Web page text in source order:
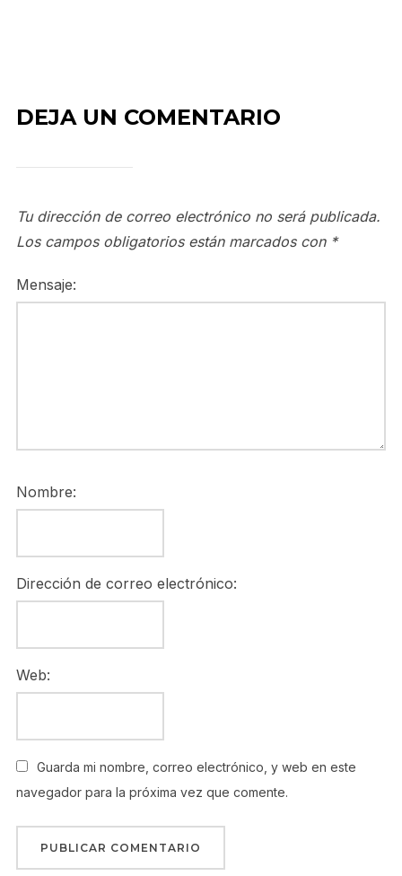
DEJA UN COMENTARIO
Tu dirección de correo electrónico no será publicada.
Los campos obligatorios están marcados con *
Mensaje:
Nombre:
Dirección de correo electrónico:
Web:
Guarda mi nombre, correo electrónico, y web en este
navegador para la próxima vez que comente.